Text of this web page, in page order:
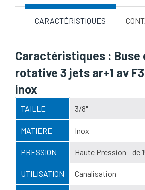
CARACTÉRISTIQUES
Caractéristiques : Buse
rotative 3 jets ar+1 av
inox
TAILLE 3/8"
MATIERE Inox
PRESSION Haute Pression - de
UTILISATION Canalisation